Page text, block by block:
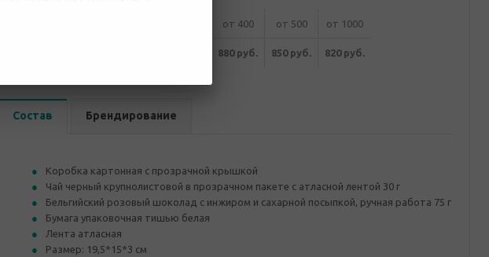
от 400 от 500 от 1000
880 руб. 850 руб. 820 руб.
Состав Брендирование
Коробка картонная с прозрачной крышкой
Чай черный крупнолистовой в прозрачном пакете с атласной лентой 30 г
Бельгийский розовый шоколад с инжиром и сахарной посыпкой, ручная работа 75 г
Бумага упаковочная тишью белая
Лента атласная
Размер: 19,5*15*3 см